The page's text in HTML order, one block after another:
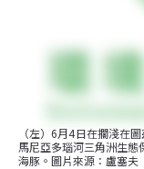
（左）6月4日在擱淺在
馬尼亞多瑙河三角洲生
海豚。圖片來源：盧塞夫